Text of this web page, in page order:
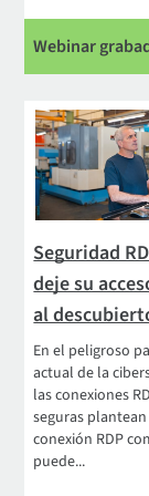
Webinar
Seguridad
deje su
al
En el peligroso
actual de la
las conexiones
seguras
conexión RDP
puede...